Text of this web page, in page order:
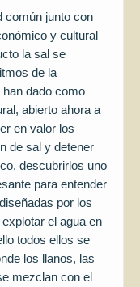
común junto con
y cultural
la sal se
de la
dado como
abierto ahora a
en valor los
de sal y detener
descubrirlos uno
para entender
por los
el agua en
todos ellos se
los llanos, las
mezclan con el